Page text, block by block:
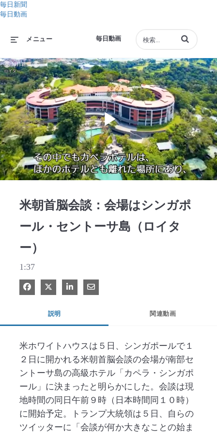
毎日新聞
毎日動画
毎日動画
メニュー 動画の検索語句
Play
米朝首脳会談：会場はシンガポ
ール・セントーサ島（ロイタ
ー）
1:37
Facebook で共有
Xで共有する
LinkedIn で共有
電子メールで共有
説明 関連動画
米ホワイトハウスは５日、シンガポールで１
２日に開かれる米朝首脳会談の会場が南部セ
ントーサ島の高級ホテル「カペラ・シンガポ
ール」に決まったと明らかにした。会談は現
地時間の同日午前９時（日本時間同１０時）
に開始予定。トランプ大統領は５日、自らの
ツイッターに「会談が何か大きなことの始ま